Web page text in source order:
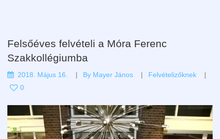
Felsőéves felvételi a Móra Ferenc
Szakkollégiumba
2018. Május 16. By Mayer János
Felvételizőknek
0